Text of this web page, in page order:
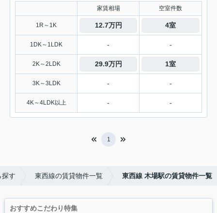
家賃相場 空室件数
1R～1K 12.7万円 4室
1DK～1LDK - -
2K～2LDK 29.9万円 1室
3K～3LDK - -
4K～4LDK以上 - -
1
探す 東西線の賃貸物件一覧 東西線 木場駅の賃貸物件一覧
おすすめこだわり特集